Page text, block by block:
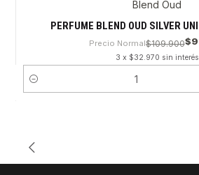
Blend Oud
PERFUME BLEND OUD SILVER
Precio Normal$109.900
3 x $32.970 sin interés
Cantidad